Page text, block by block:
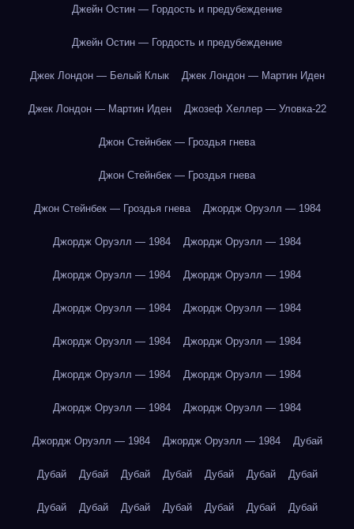
Джейн Остин — Гордость и предубеждение
Джейн Остин — Гордость и предубеждение
Джек Лондон — Белый Клык Джек Лондон — Мартин Иден
Джек Лондон — Мартин Иден Джозеф Хеллер — Уловка-22
Джон Стейнбек — Гроздья гнева
Джон Стейнбек — Гроздья гнева
Джон Стейнбек — Гроздья гнева Джордж Оруэлл — 1984
Джордж Оруэлл — 1984 Джордж Оруэлл — 1984
Джордж Оруэлл — 1984 Джордж Оруэлл — 1984
Джордж Оруэлл — 1984 Джордж Оруэлл — 1984
Джордж Оруэлл — 1984 Джордж Оруэлл — 1984
Джордж Оруэлл — 1984 Джордж Оруэлл — 1984
Джордж Оруэлл — 1984 Джордж Оруэлл — 1984
Джордж Оруэлл — 1984 Джордж Оруэлл — 1984 Дубай
Дубай Дубай Дубай Дубай Дубай Дубай Дубай
Дубай Дубай Дубай Дубай Дубай Дубай Дубай